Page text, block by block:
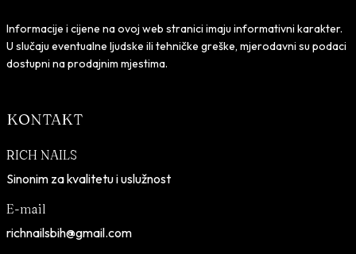
Informacije i cijene na ovoj web stranici imaju informativni karakter.
U slučaju eventualne ljudske ili tehničke greške, mjerodavni su podaci
dostupni na prodajnim mjestima.
KONTAKT
RICH NAILS
Sinonim za kvalitetu i uslužnost
E-mail
richnailsbih@gmail.com